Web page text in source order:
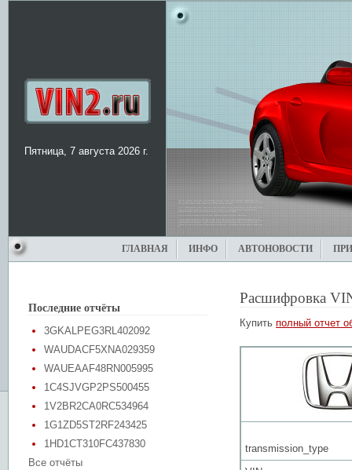
Пятница, 7 августа 2026 г.
ГЛАВНАЯ ИНФО АВТОНОВОСТИ
Последние отчёты
3GKALPEG3RL402092
WAUDACF5XNA029359
WAUEAAF48RN005995
1C4SJVGP2PS500455
1V2BR2CA0RC534964
1G1ZD5ST2RF243425
1HD1CT310FC437830
Все отчёты
Расшифровка
Купить полный отчет
transmission_type